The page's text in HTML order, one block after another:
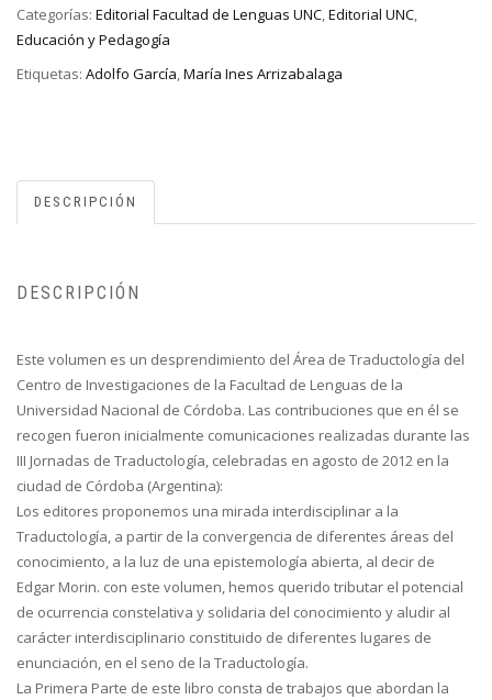
Categorías: Editorial Facultad de Lenguas UNC,Editorial UNC,
Educación y Pedagogía
Etiquetas: Adolfo García María Ines Arrizabalaga
DESCRIPCIÓN
DESCRIPCIÓN
Este volumen es un desprendimiento del Área de Traductología del
Centro de Investigaciones de la Facultad de Lenguas de la
Universidad Nacional de Córdoba. Las contribuciones que en él se
recogen fueron inicialmente comunicaciones realizadas durante las
III Jornadas de Traductología, celebradas en agosto de 2012 en la
ciudad de Córdoba (Argentina):
Los editores proponemos una mirada interdisciplinar a la
Traductología, a partir de la convergencia de diferentes áreas del
conocimiento, a la luz de una epistemología abierta, al decir de
Edgar Morin. con este volumen, hemos querido tributar el potencial
de ocurrencia constelativa y solidaria del conocimiento y aludir al
carácter interdisciplinario constituido de diferentes lugares de
enunciación, en el seno de la Traductología.
La Primera Parte de este libro consta de trabajos que abordan la